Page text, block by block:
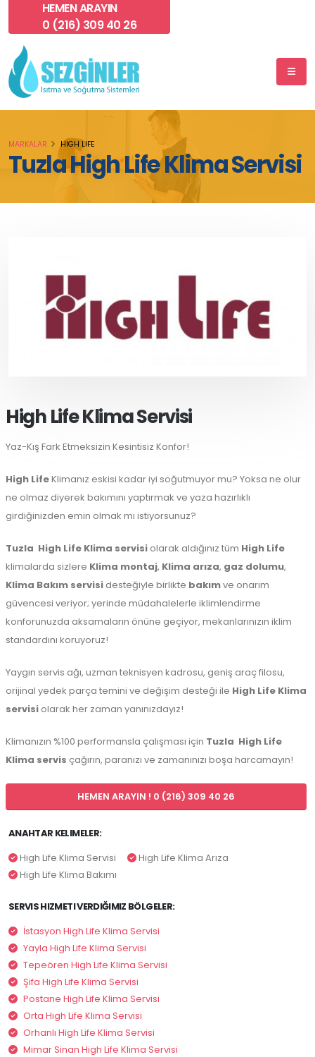
HEMEN ARAYIN
0 (216) 309 40 26
Tuzla High Life Klima Servisi
MARKALAR HIGH LIFE
High Life Klima Servisi
Yaz-Kış Fark Etmeksizin Kesintisiz Konfor!
High LifeKlimanız eskisi kadar iyi soğutmuyor mu? Yoksa ne olur
ne olmaz diyerek bakımını yaptırmak ve yaza hazırlıklı
girdiğinizden emin olmak mı istiyorsunuz?
Tuzla High Life Klima servisi olarak aldığınız tüm High Life
klimalarda sizlere Klima montaj, Klima arıza, gaz dolumu,
Klima Bakım servisi desteğiyle birlikte bakımve onarım
güvencesi veriyor; yerinde müdahalelerle iklimlendirme
konforunuzda aksamaların önüne geçiyor, mekanlarınızın iklim
standardını koruyoruz!
Yaygın servis ağı, uzman teknisyen kadrosu, geniş araç filosu,
orijinal yedek parça temini ve değişim desteği ile High Life Klima
servisi olarak her zaman yanınızdayız!
Klimanızın %100 performansla çalışması için Tuzla High Life
Klima servis çağırın, paranızı ve zamanınızı boşa harcamayın!
HEMEN ARAYIN ! 0 (216) 309 40 26
ANAHTAR KELIMELER:
High Life Klima Servisi
High Life Klima Arıza
High Life Klima Bakımı
SERVIS HIZMETI VERDIĞIMIZ BÖLGELER:
İstasyon High Life Klima Servisi
Yayla High Life Klima Servisi
Tepeören High Life Klima Servisi
Şifa High Life Klima Servisi
Postane High Life Klima Servisi
Orta High Life Klima Servisi
Orhanlı High Life Klima Servisi
Mimar Sinan High Life Klima Servisi